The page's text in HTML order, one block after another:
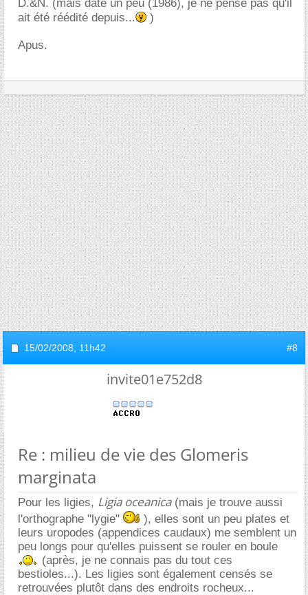
D.&N. (mais date un peu (1986), je ne pense pas qu'il
ait été réédité depuis...
)
Apus.
15/02/2008, 11h42 #8
invite01e752d8
Re : milieu de vie des Glomeris
marginata
Pour les ligies, Ligia oceanica(mais je trouve aussi
l'orthographe "lygie"
), elles sont un peu plates et
leurs uropodes (appendices caudaux) me semblent un
peu longs pour qu'elles puissent se rouler en boule
(après, je ne connais pas du tout ces
bestioles...). Les ligies sont également censés se
retrouvées plutôt dans des endroits rocheux...